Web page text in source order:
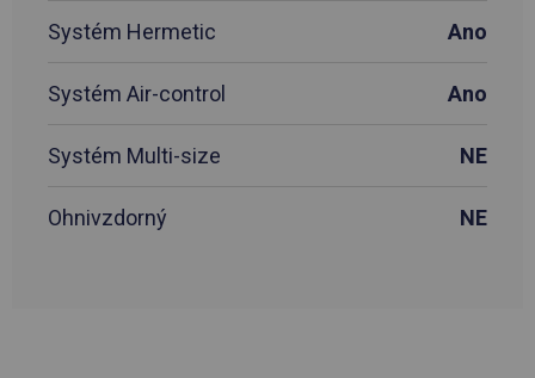
Systém Hermetic Ano
Systém Air-control Ano
Systém Multi-size NE
Ohnivzdorný NE